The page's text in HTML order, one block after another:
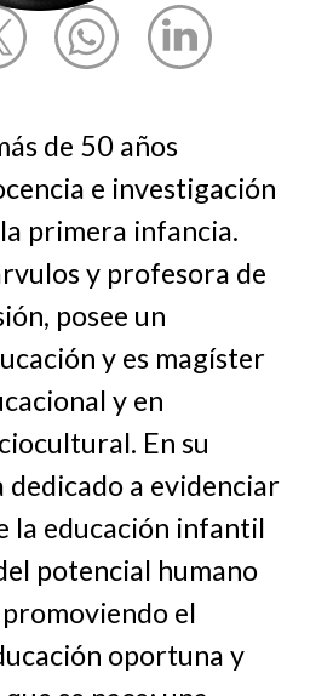
de 50 años
e investigación
primera infancia.
y profesora de
posee un
y es magíster
y en
En su
a evidenciar
la educación infantil
potencial humano
el
oportuna y